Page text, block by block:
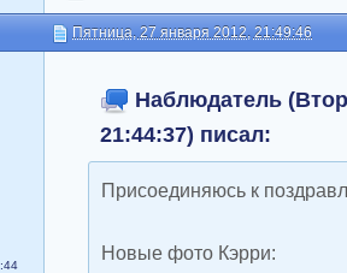
Пятница, 27 января 2012, 21:49:46
Наблюдатель
21:44:37) писал:
Присоединяюсь к
Новые фото Кэрри: